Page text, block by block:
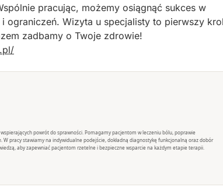
pracując, możemy osiągnąć sukces w
ograniczeń. Wizyta u specjalisty to pierwszy
zadbamy o Twoje zdrowie!
powrót do sprawności. Pomagamy pacjentom w leczeniu bólu, poprawie
pracy stawiamy na indywidualne podejście, dokładną diagnostykę funkcjonalną oraz dobór
aby zapewniać pacjentom rzetelne i bezpieczne wsparcie na każdym etapie terapii.